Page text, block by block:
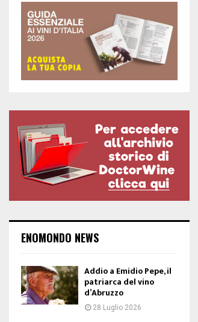
ENOMONDO NEWS
Addio a Emidio Pepe, il
patriarca del vino
d’Abruzzo
28 Luglio 2026